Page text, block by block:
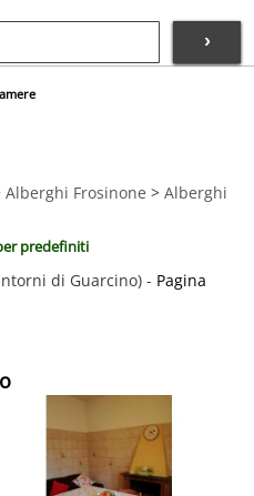
›
Alberghi Frosinone > Alberghi
predefiniti
di Guarcino) - Pagina